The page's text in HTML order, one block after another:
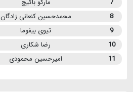
7
مارکو باکیچ
8
محمدحسین کنعانی زادگان
9
تیوی بیفوما
10
رضا شکاری
11
امیرحسین محمودی